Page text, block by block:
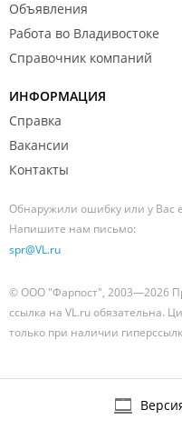
Объявления
Работа во Владивостоке
Справочник компаний
ИНФОРМАЦИЯ
Справка
Вакансии
Контакты
Обнаружили ошибку или у Вас
Напишите нам письмо:
spr@VL.ru
© ООО "Фарпост", 2003—2026
ссылка на VL.ru обязательна.
только при наличии